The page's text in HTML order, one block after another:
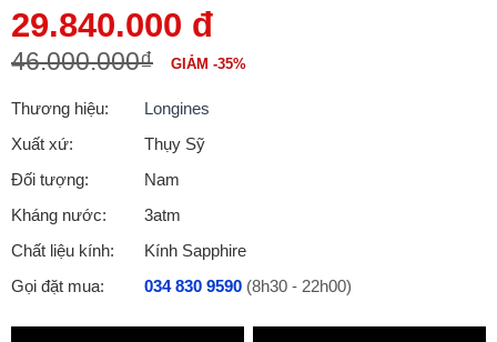
29.840.000 đ
46.000.000₫ GIẢM -35%
Thương hiệu:
Longines
Xuất xứ:
Thụy Sỹ
Đối tượng:
Nam
Kháng nước:
3atm
Chất liệu kính:
Kính Sapphire
Gọi đặt mua:
034 830 9590 (8h30 - 22h00)